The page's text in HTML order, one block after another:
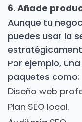
6. Añade
Aunque tu
puedes usar la
Por ejemplo,
paquetes como:
Diseño web
Plan SEO local.